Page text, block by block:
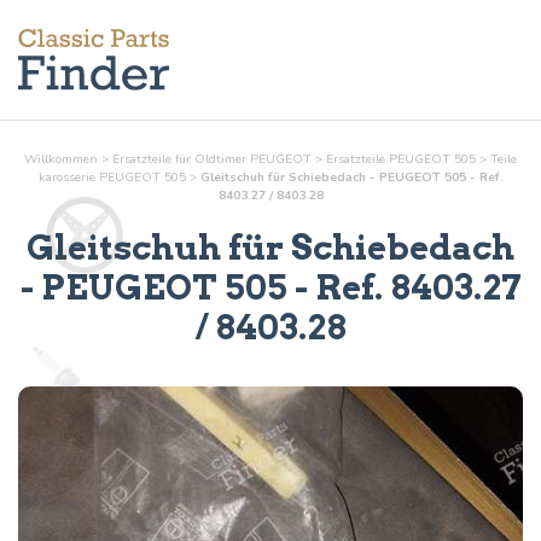
Willkommen > Ersatzteile für Oldtimer PEUGEOT > Ersatzteile PEUGEOT 505 > Teile
karosseriePEUGEOT 505 > Gleitschuh für Schiebedach - PEUGEOT 505 - Ref.
8403.27 / 8403.28
Gleitschuh für Schiebedach
- PEUGEOT 505 - Ref. 8403.27
/ 8403.28